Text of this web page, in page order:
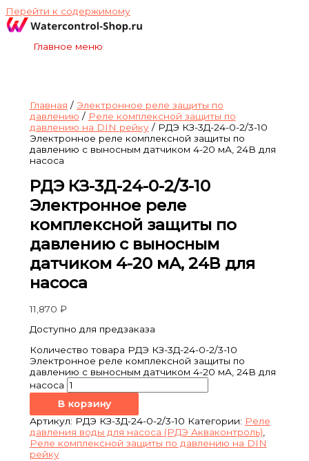
Перейти к содержимому
Главное меню
Главная / Электронное реле защиты по
давлению / Реле комплексной защиты по
давлению на DIN рейку/ РДЭ КЗ-3Д-24-0-2/3-10
Электронное реле комплексной защиты по
давлению с выносным датчиком 4-20 мА, 24В для
насоса
РДЭ КЗ-3Д-24-0-2/3-10
Электронное реле
комплексной защиты по
давлению с выносным
датчиком 4-20 мА, 24В для
насоса
11,870 ₽
Доступно для предзаказа
Количество товара РДЭ КЗ-3Д-24-0-2/3-10
Электронное реле комплексной защиты по
давлению с выносным датчиком 4-20 мА, 24В для
насоса
В корзину
Артикул: РДЭ КЗ-3Д-24-0-2/3-10 Категории: Реле
давления воды для насоса (РДЭ Акваконтроль)
Реле комплексной защиты по давлению на DIN
рейку